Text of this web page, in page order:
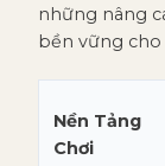
những nâng
bền vững cho
Nền Tảng
Chơi